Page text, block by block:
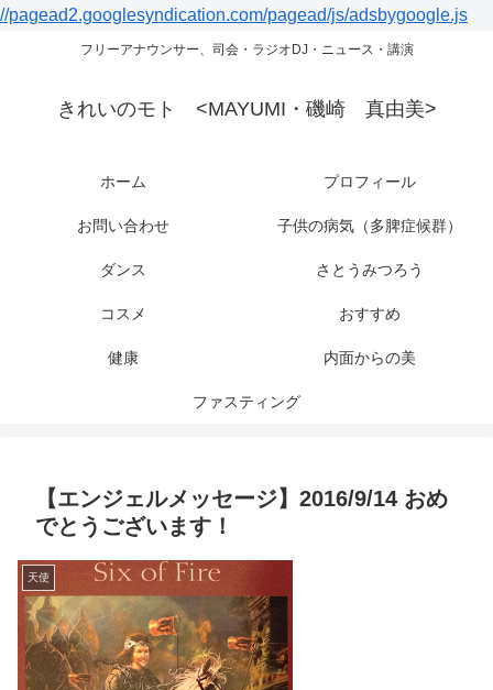
//pagead2.googlesyndication.com/pagead/js/adsbygoogle.js
フリーアナウンサー、司会・ラジオDJ・ニュース・講演
きれいのモト <MAYUMI・磯崎 真由美>
ホーム プロフィール
お問い合わせ 子供の病気（多脾症候群）
ダンス さとうみつろう
コスメ おすすめ
健康 内面からの美
ファスティング
【エンジェルメッセージ】2016/9/14 おめ
でとうございます！
天使